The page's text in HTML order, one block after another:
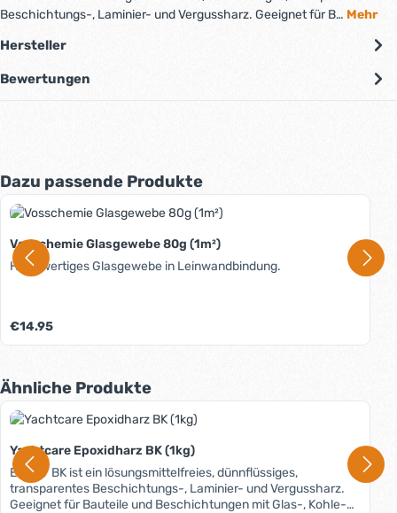
Beschichtungs-, Laminier- und Vergussharz. Geeignet für B… Mehr
Hersteller
Bewertungen
Produktgalerie überspringen
Dazu passende Produkte
Vosschemie Glasgewebe 80g (1m²)
Hochwertiges Glasgewebe in Leinwandbindung.
Regulärer Preis:
€14.95
Produktgalerie überspringen
Ähnliche Produkte
Yachtcare Epoxidharz BK (1kg)
EPOXY BK ist ein lösungsmittelfreies, dünnflüssiges,
transparentes Beschichtungs-, Laminier- und Vergussharz.
Geeignet für Bauteile und Beschichtungen mit Glas-, Kohle-